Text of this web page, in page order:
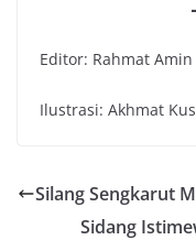
Editor: Rahmat
Ilustrasi: Akhmat
Silang Sengkarut
Sidang